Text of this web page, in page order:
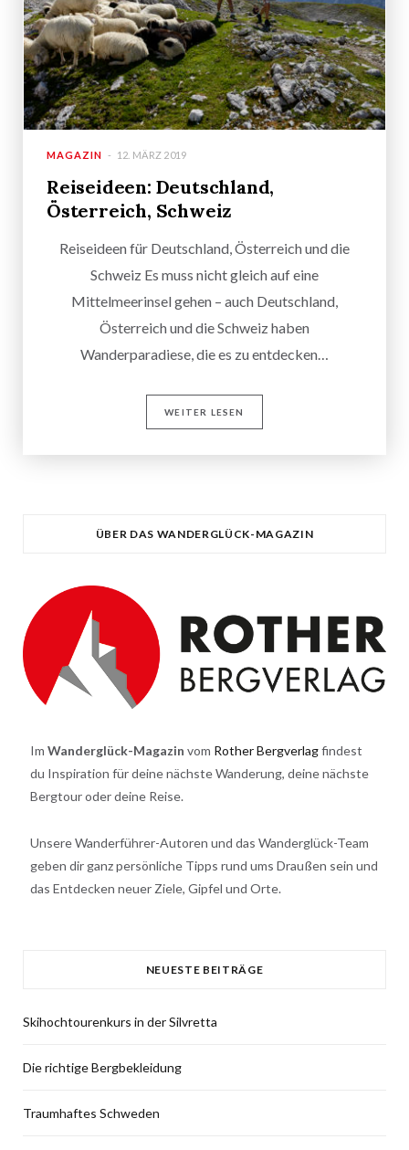
MAGAZIN 12. MÄRZ 2019
Reiseideen: Deutschland,
Österreich, Schweiz
Reiseideen für Deutschland, Österreich und die
Schweiz Es muss nicht gleich auf eine
Mittelmeerinsel gehen – auch Deutschland,
Österreich und die Schweiz haben
Wanderparadiese, die es zu entdecken…
WEITER LESEN
ÜBER DAS WANDERGLÜCK-MAGAZIN
Im Wanderglück-Magazin vom Rother Bergverlagfindest
du Inspiration für deine nächste Wanderung, deine nächste
Bergtour oder deine Reise.
Unsere Wanderführer-Autoren und das Wanderglück-Team
geben dir ganz persönliche Tipps rund ums Draußen sein und
das Entdecken neuer Ziele, Gipfel und Orte.
NEUESTE BEITRÄGE
Skihochtourenkurs in der Silvretta
Die richtige Bergbekleidung
Traumhaftes Schweden